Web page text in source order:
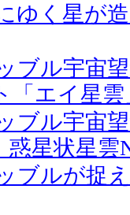
ゆく星が
ブル宇宙
「エイ星雲
ブル宇宙
星状星雲
ブルが捉